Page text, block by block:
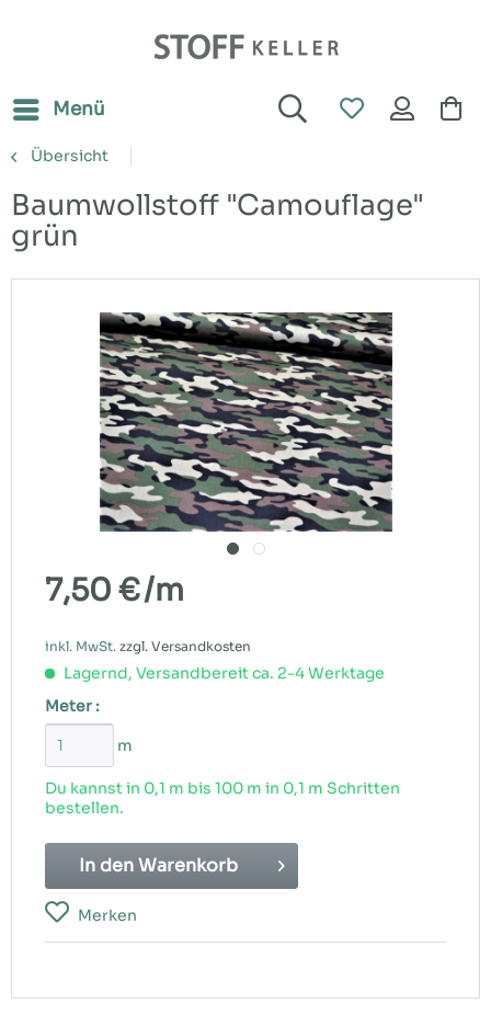
Menü
Übersicht
Baumwollstoff "Camouflage"
grün
7,50 €/m
inkl. MwSt. zzgl. Versandkosten
Lagernd, Versandbereit ca. 2-4 Werktage
Meter :
m
Du kannst in 0,1 m bis 100 m in 0,1 m Schritten
bestellen.
In den Warenkorb
Merken